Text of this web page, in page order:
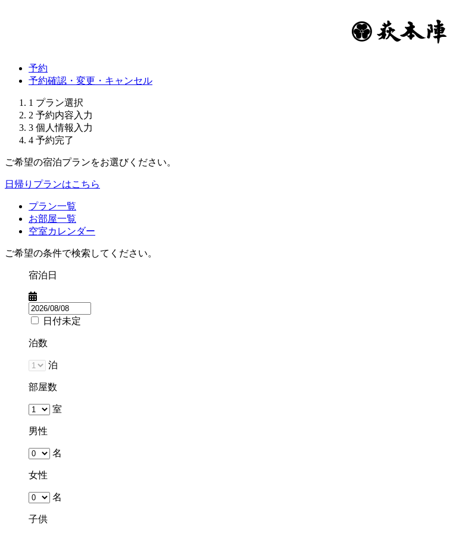
予約
予約確認・変更・キャンセル
1 プラン選択
2 予約内容入力
3 個人情報入力
4 予約完了
ご希望の宿泊プランをお選びください。
日帰りプランはこちら
プラン一覧
お部屋一覧
空室カレンダー
ご希望の条件で検索してください。
宿泊日
日付未定
泊数
泊
部屋数
室
男性
名
女性
名
子供